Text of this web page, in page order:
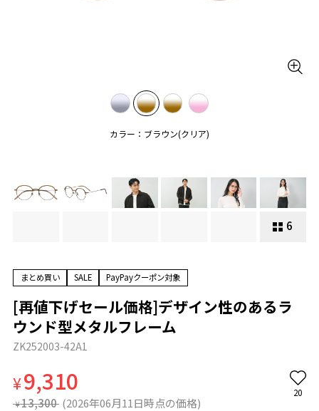
カラー：ブラウン(クリア)
6
まとめ買い SALE PayPayクーポン対象
[再値下げセール価格]デザイン性のあるラ
ウンド型メタルフレーム
ZK252003-42A1
¥9,310
¥ 13,300 (2026年06月11日時点の価格)
20